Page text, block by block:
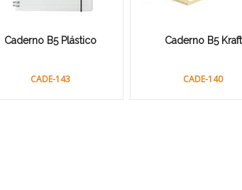
Caderno B5 Plástico
CADE-143
Caderno B5 Kraft
CADE-140